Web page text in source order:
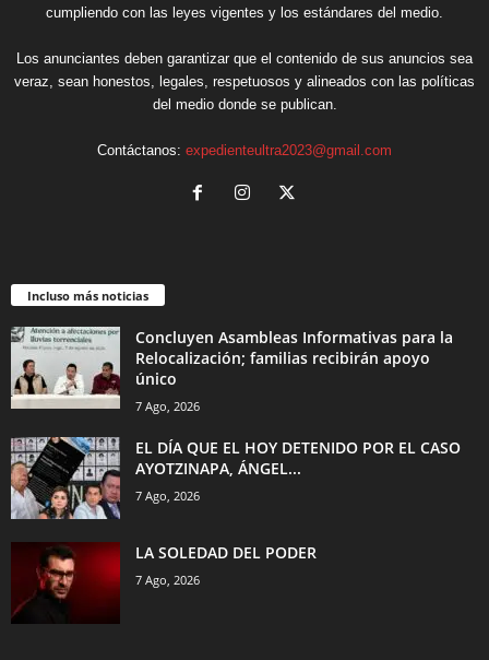
cumpliendo con las leyes vigentes y los estándares del medio.
Los anunciantes deben garantizar que el contenido de sus anuncios sea
veraz, sean honestos, legales, respetuosos y alineados con las políticas
del medio donde se publican.
Contáctanos: expedienteultra2023@gmail.com
Incluso más noticias
Concluyen Asambleas Informativas para la
Relocalización; familias recibirán apoyo
único
7 Ago, 2026
EL DÍA QUE EL HOY DETENIDO POR EL CASO
AYOTZINAPA, ÁNGEL...
7 Ago, 2026
LA SOLEDAD DEL PODER
7 Ago, 2026